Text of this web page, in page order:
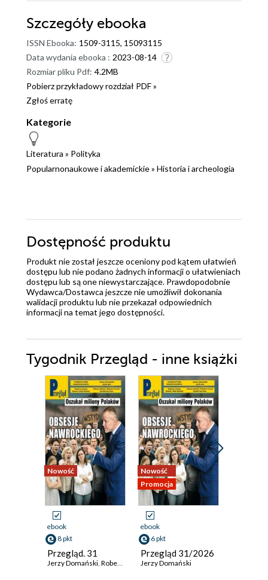
Szczegóły ebooka
ISSN Ebooka: 1509-3115, 15093115
Data wydania ebooka : 2023-08-14
Rozmiar pliku Pdf: 4.2MB
Pobierz przykładowy rozdział PDF »
Zgłoś erratę
Kategorie
Literatura » Polityka
Popularnonaukowe i akademickie» Historia i archeologia
Dostępność produktu
Produkt nie został jeszcze oceniony pod kątem ułatwień
dostępu lub nie podano żadnych informacji o ułatwieniach
dostępu lub są one niewystarczające. Prawdopodobnie
Wydawca/Dostawca jeszcze nie umożliwił dokonania
walidacji produktu lub nie przekazał odpowiednich
informacji na temat jego dostępności.
Tygodnik Przegląd - inne książki
Nowość
ebook
8 pkt
Przegląd. 31
Jerzy Domański Robert Walenciak ,Kornel Wawrzyniak
Nowość
Promocja
ebook
6 pkt
Przegląd 31/2026
Jerzy Domański